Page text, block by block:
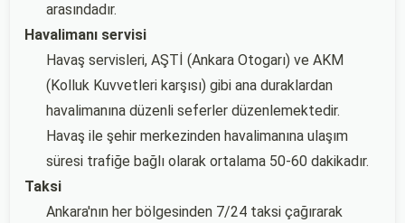
arasındadır.
Havalimanı servisi
Havaş servisleri, AŞTİ (Ankara Otogarı) ve AKM
(Kolluk Kuvvetleri karşısı) gibi ana duraklardan
havalimanına düzenli seferler düzenlemektedir.
Havaş ile şehir merkezinden havalimanına ulaşım
süresi trafiğe bağlı olarak ortalama 50-60 dakikadır.
Taksi
Ankara'nın her bölgesinden 7/24 taksi çağırarak